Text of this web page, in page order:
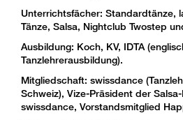
Unterrichtsfächer: Standardtänze,
Tänze, Salsa, Nightclub Twostep
Ausbildung: Koch, KV, IDTA
Tanzlehrerausbildung).
Mitgliedschaft: swissdance
Schweiz), Vize-Präsident der
swissdance, Vorstandsmitglied